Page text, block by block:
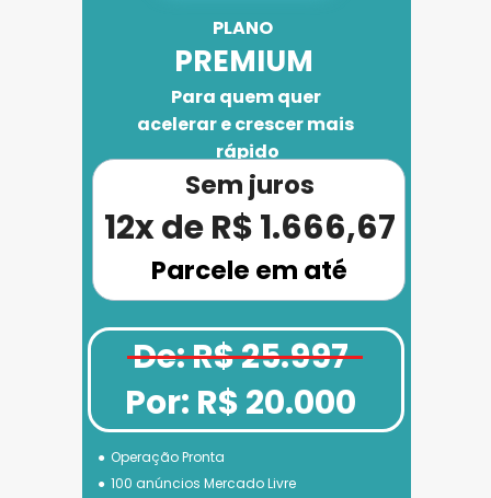
PLANO
PREMIUM
Operação Pronta
100 anúncios Mercado Livre
Para quem quer
acelerar e crescer mais
rápido
Parcele em até
12x de R$ 1.666,67
Sem juros
De: R$ 25.997
Por: R$ 20.000